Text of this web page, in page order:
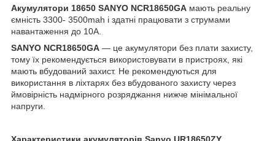
Акумулятори 18650 SANYO NCR18650GA мають реальну
ємність 3300- 3500mah і здатні працювати з струмами
навантаження до 10A.
SANYO NCR18650GA — це акумулятори без плати захисту,
тому їх рекомендується використовувати в пристроях, які
мають вбудований захист. Не рекомендуються для
використання в ліхтарях без вбудованого захисту через
ймовірність надмірного розряджання нижче мінімальної
напруги.
Характеристики акумуляторів Sanyo UR18650ZY